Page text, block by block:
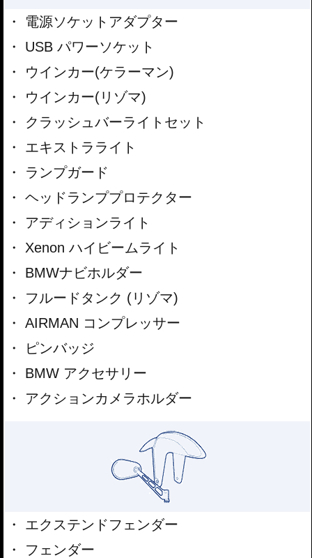
電源ソケットアダプター
USB パワーソケット
ウインカー(ケラーマン)
ウインカー(リゾマ)
クラッシュバーライトセット
エキストラライト
ランプガード
ヘッドランププロテクター
アディションライト
Xenon ハイビームライト
BMWナビホルダー
フルードタンク (リゾマ)
AIRMAN コンプレッサー
ピンバッジ
BMW アクセサリー
アクションカメラホルダー
エクステンドフェンダー
フェンダー